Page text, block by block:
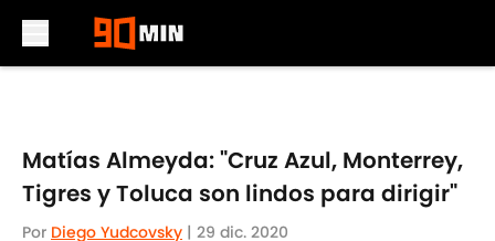
Matías Almeyda: "Cruz Azul, Monterrey,
Tigres y Toluca son lindos para dirigir"
Por Diego Yudcovsky | 29 dic. 2020